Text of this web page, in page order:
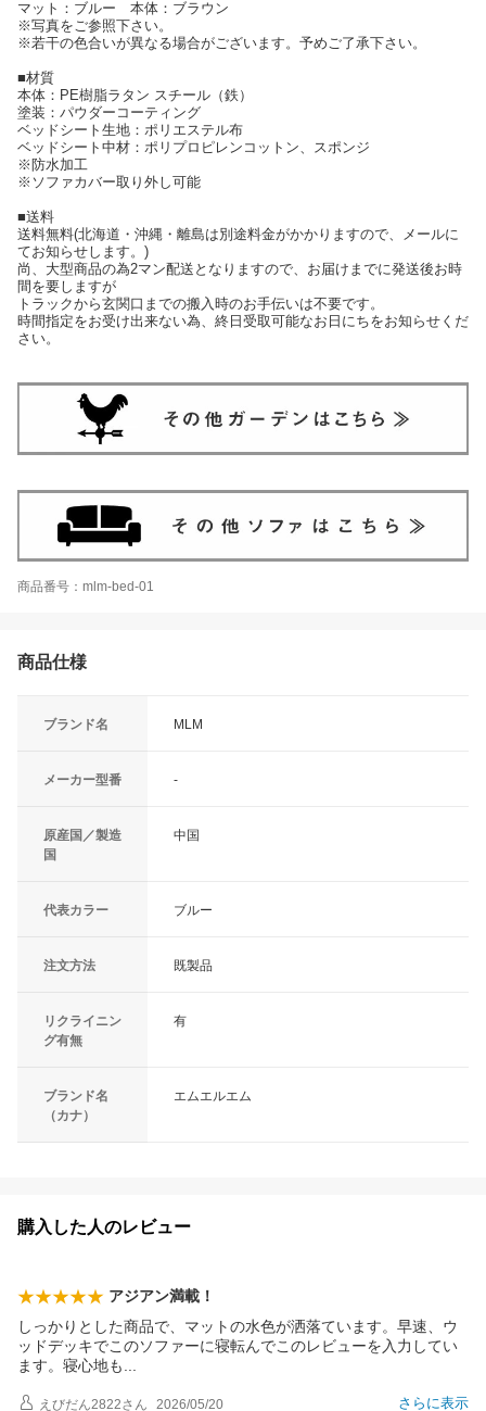
マット：ブルー 本体：ブラウン
※写真をご参照下さい。
※若干の色合いが異なる場合がございます。予めご了承下さい。
■材質
本体：PE樹脂ラタン スチール（鉄）
塗装：パウダーコーティング
ベッドシート生地：ポリエステル布
ベッドシート中材：ポリプロピレンコットン、スポンジ
※防水加工
※ソファカバー取り外し可能
■送料
送料無料(北海道・沖縄・離島は別途料金がかかりますので、メールに
てお知らせします。)
尚、大型商品の為2マン配送となりますので、お届けまでに発送後お時
間を要しますが
トラックから玄関口までの搬入時のお手伝いは不要です。
時間指定をお受け出来ない為、終日受取可能なお日にちをお知らせくだ
さい。
商品番号：mlm-bed-01
商品仕様
ブランド名 MLM
メーカー型番 -
原産国／製造
国
中国
代表カラー ブルー
注文方法 既製品
リクライニン
グ有無
有
ブランド名
（カナ）
エムエルエム
購入した人のレビュー
アジアン満載！
しっかりとした商品で、マットの水色が洒落ています。早速、ウ
ッドデッキでこのソファーに寝転んでこのレビューを入力してい
ます。寝心地も
さらに表示
えびだん2822さん 2026/05/20